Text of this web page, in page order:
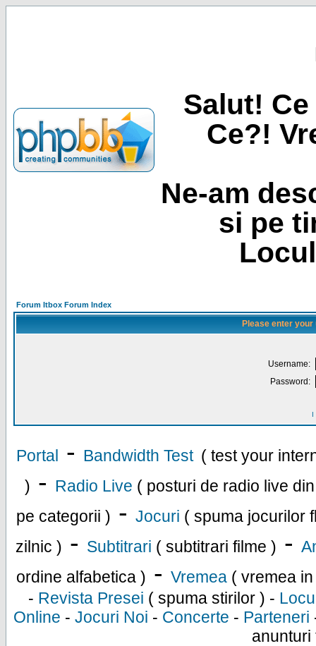
Salut!
Ce?!
Ne-am
si pe
Forum Itbox Forum Index
Please enter
Username:
Password:
I
Portal - Bandwidth Test ( test your
) - Radio Live ( posturi de radio live
pe categorii ) - Jocuri ( spuma jocurilor
zilnic ) - Subtitrari ( subtitrari filme ) -
ordine alfabetica ) - Vremea ( vremea
- Revista Presei ( spuma stirilor ) -
Online - Jocuri Noi - Concerte - Parteneri
anunturi